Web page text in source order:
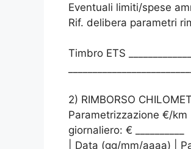
Eventuali limiti/spese
Rif. delibera parametri
Timbro ETS
2) RIMBORSO
Parametrizzazione €/km
giornaliero: € __________
| Data (gg/mm/aaaa) |